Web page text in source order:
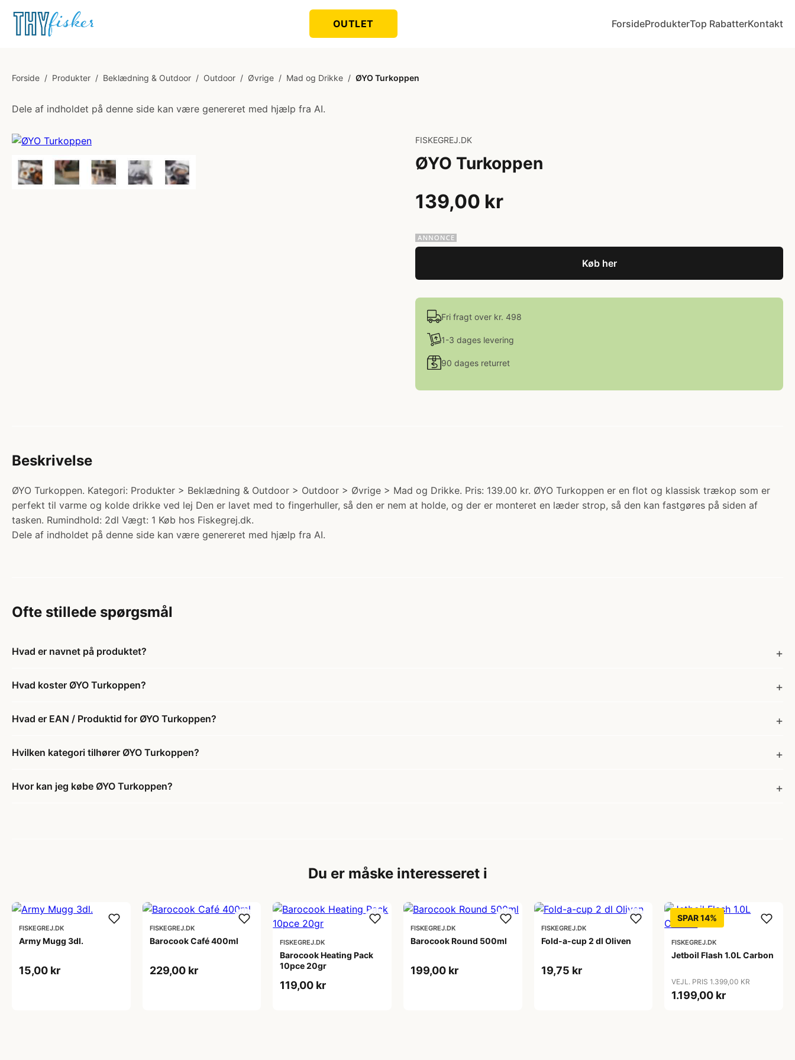
OUTLET ForsideProdukterTop RabatterKontakt
Forside / Produkter / Beklædning & Outdoor / Outdoor / Øvrige / Mad og Drikke / ØYO Turkoppen
Dele af indholdet på denne side kan være genereret med hjælp fra AI.
FISKEGREJ.DK
ØYO Turkoppen
139,00 kr
Køb her
Fri fragt over kr. 498
1-3 dages levering
90 dages returret
Beskrivelse
ØYO Turkoppen. Kategori: Produkter > Beklædning & Outdoor > Outdoor > Øvrige > Mad og Drikke. Pris: 139.00 kr. ØYO Turkoppen er en flot og klassisk trækop som er
perfekt til varme og kolde drikke ved lej Den er lavet med to fingerhuller, så den er nem at holde, og der er monteret en læder strop, så den kan fastgøres på siden af
tasken. Rumindhold: 2dl Vægt: 1 Køb hos Fiskegrej.dk.
Dele af indholdet på denne side kan være genereret med hjælp fra AI.
Ofte stillede spørgsmål
Hvad er navnet på produktet?
Hvad koster ØYO Turkoppen?
Hvad er EAN / Produktid for ØYO Turkoppen?
Hvilken kategori tilhører ØYO Turkoppen?
Hvor kan jeg købe ØYO Turkoppen?
Du er måske interesseret i
FISKEGREJ.DK
Army Mugg 3dl.
15,00 kr
FISKEGREJ.DK
Barocook Café 400ml
229,00 kr
FISKEGREJ.DK
Barocook Heating Pack
10pce 20gr
119,00 kr
FISKEGREJ.DK
Barocook Round 500ml
199,00 kr
FISKEGREJ.DK
Fold-a-cup 2 dl Oliven
19,75 kr
SPAR 14%
FISKEGREJ.DK
Jetboil Flash 1.0L Carbon
VEJL. PRIS 1.399,00 KR
1.199,00 kr